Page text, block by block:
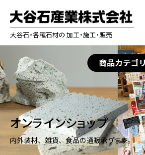
大谷石・各種石材の 加工・施工・販売
オンラインショップ
内外装材、雑貨、食品の通販承ります。